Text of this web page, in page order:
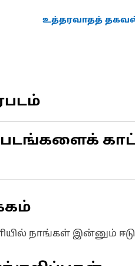
உத்தரவாதத்
நாங்கள் இன்னும்